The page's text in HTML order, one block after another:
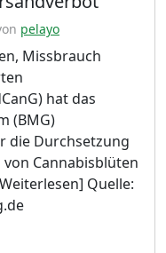
pelayo
Missbrauch
hat das
(BMG)
die Durchsetzung
Cannabisblüten
Quelle: